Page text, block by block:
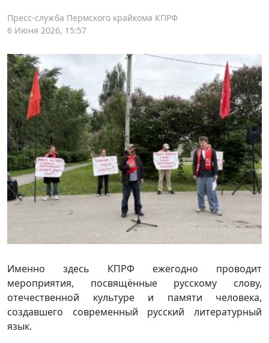
Пресс-служба Пермского крайкома КПРФ
6 Июня 2026, 15:57
Именно здесь КПРФ ежегодно проводит
мероприятия, посвящённые русскому слову,
отечественной культуре и памяти человека,
создавшего современный русский литературный
язык.